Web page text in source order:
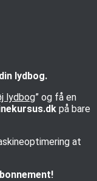
lydbog.
lydbog” og få en
på bare
at